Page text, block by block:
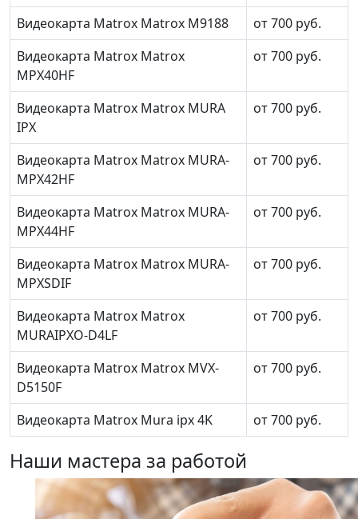
Видеокарта Matrox Matrox M9188
от 700 руб.
Видеокарта Matrox Matrox
MPX40HF
от 700 руб.
Видеокарта Matrox Matrox MURA
IPX
от 700 руб.
Видеокарта Matrox Matrox MURA-
MPX42HF
от 700 руб.
Видеокарта Matrox Matrox MURA-
MPX44HF
от 700 руб.
Видеокарта Matrox Matrox MURA-
MPXSDIF
от 700 руб.
Видеокарта Matrox Matrox
MURAIPXO-D4LF
от 700 руб.
Видеокарта Matrox Matrox MVX-
D5150F
от 700 руб.
Видеокарта Matrox Mura ipx 4K от 700 руб.
Наши мастера за работой